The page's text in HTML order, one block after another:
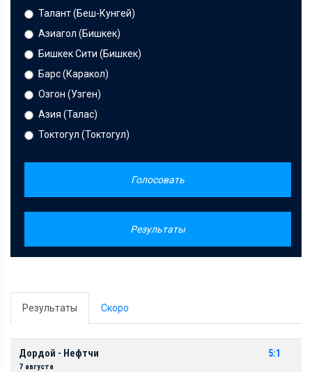
Талант (Беш-Кунгей)
Азиагол (Бишкек)
Бишкек Сити (Бишкек)
Барс (Каракол)
Озгон (Узген)
Азия (Талас)
Токтогул (Токтогул)
Голосовать
Результаты
Результаты Скоро
Дордой - Нефтчи
7 августа
5:1